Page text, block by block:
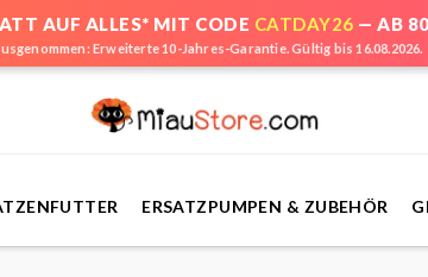
AUF ALLES* MIT CODE CATDAY26 — AB
Erweiterte 10-Jahres-Garantie. Gültig bis 16.08.2026.
ERSATZPUMPEN & ZUBEHÖR